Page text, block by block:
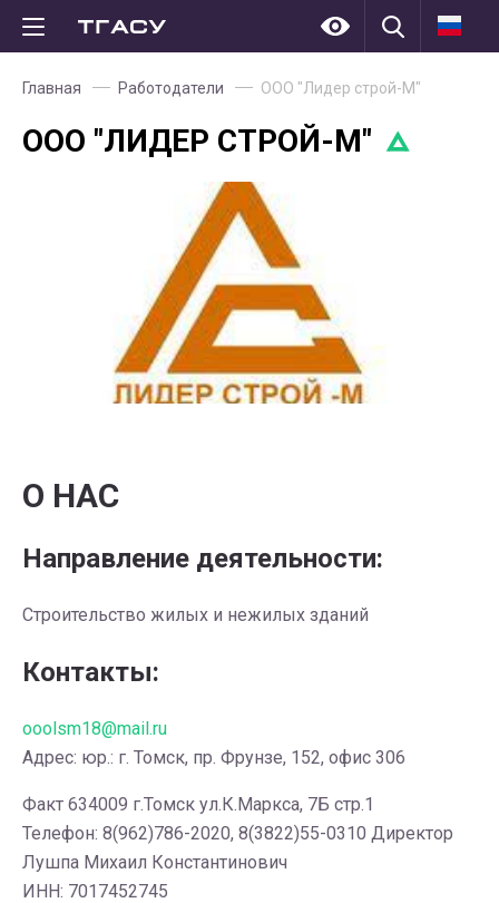
Главная Работодатели ООО "Лидер строй-М"
ООО "ЛИДЕР СТРОЙ-М"
О НАС
Направление деятельности:
Строительство жилых и нежилых зданий
Контакты:
ooolsm18@mail.ru
Адрес: юр.: г. Томск, пр. Фрунзе, 152, офис 306
Факт 634009 г.Томск ул.К.Маркса, 7Б стр.1
Телефон: 8(962)786-2020, 8(3822)55-0310 Директор
Лушпа Михаил Константинович
ИНН: 7017452745